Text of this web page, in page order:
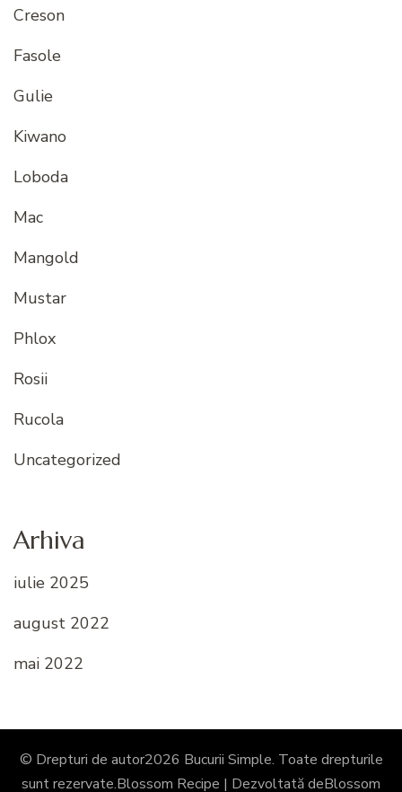
Creson
Fasole
Gulie
Kiwano
Loboda
Mac
Mangold
Mustar
Phlox
Rosii
Rucola
Uncategorized
Arhiva
iulie 2025
august 2022
mai 2022
© Drepturi de autor2026 Bucurii Simple. Toate drepturile
sunt rezervate.Blossom Recipe | Dezvoltată deBlossom